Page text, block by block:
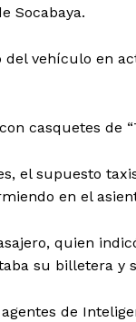
Socabaya.
del vehículo en
casquetes de
el supuesto
en el
quien
su billetera y
de